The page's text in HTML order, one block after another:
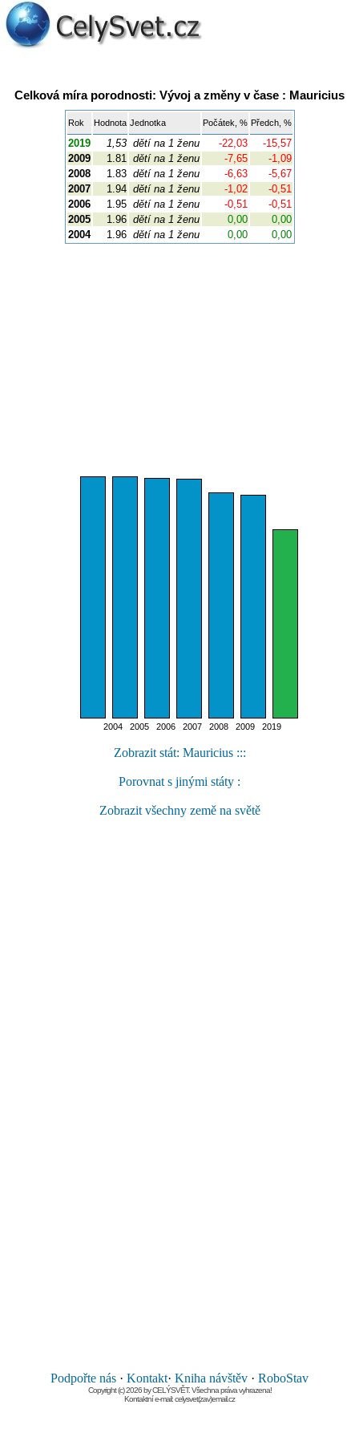
Celková míra porodnosti: Vývoj a změny v čase : Mauricius
Rok Hodnota Jednotka Počátek, % Předch, %
2019 1,53 dětí na 1 ženu -22,03
-15,57
2009
1.81 dětí na 1 ženu -7,65
-1,09
2008
1.83 dětí na 1 ženu -6,63
-5,67
2007
1.94 dětí na 1 ženu -1,02
-0,51
2006
1.95 dětí na 1 ženu -0,51
-0,51
2005
1.96 dětí na 1 ženu 0,00
0,00
2004
1.96 dětí na 1 ženu 0,00 0,00
2004 2005 2006 2007 2008 2009 2019
Zobrazit stát: Mauricius :::
Porovnat s jinými státy :
Zobrazit všechny země na světě
Podpořte nás · Kontakt· Kniha návštěv · RoboStav
Copyright (c) 2026 by CELÝSVĚT. Všechna práva vyhrazena!
Kontaktní e-mail: celysvet(zav)email.cz